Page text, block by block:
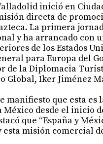
inició en
directa de
La primera
y ha arrancado con
de los Estados
para Europa del
de la Diplomacia
Global, Iker Jiménez
manifiesto que esta
desde el inicio
que “España y
misión comercial